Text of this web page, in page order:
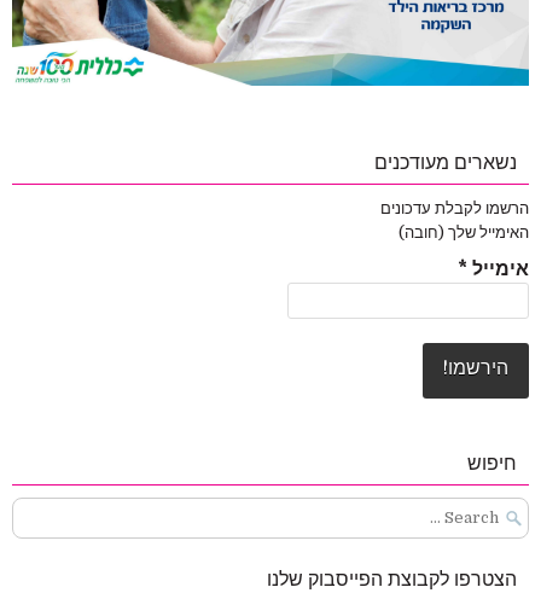
נשארים מעודכנים
הרשמו לקבלת עדכונים
האימייל שלך (חובה)
אימייל *
חיפוש
Search
for:
הצטרפו לקבוצת הפייסבוק שלנו